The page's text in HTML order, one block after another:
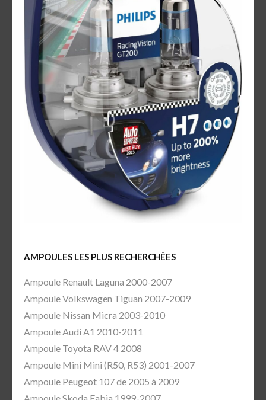
AMPOULES LES PLUS RECHERCHÉES
Ampoule Renault Laguna 2000-2007
Ampoule Volkswagen Tiguan 2007-2009
Ampoule Nissan Micra 2003-2010
Ampoule Audi A1 2010-2011
Ampoule Toyota RAV 4 2008
Ampoule Mini Mini (R50, R53) 2001-2007
Ampoule Peugeot 107 de 2005 à 2009